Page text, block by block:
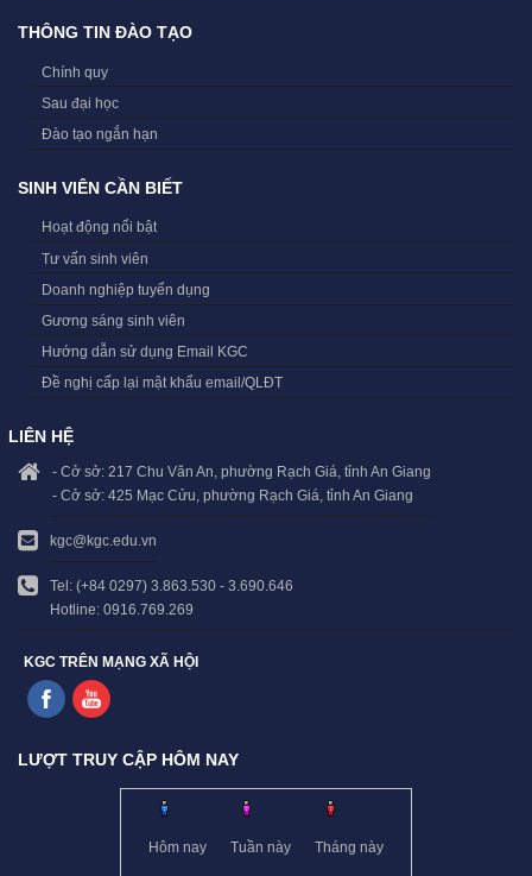
THÔNG TIN ĐÀO TẠO
Chính quy
Sau đại học
Đào tạo ngắn hạn
SINH VIÊN CẦN BIẾT
Hoạt động nổi bật
Tư vấn sinh viên
Doanh nghiệp tuyển dụng
Gương sáng sinh viên
Hướng dẫn sử dụng Email KGC
Đề nghị cấp lại mật khẩu email/QLĐT
LIÊN HỆ
- Cở sở: 217 Chu Văn An, phường Rạch Giá, tỉnh An Giang
- Cở sở: 425 Mạc Cửu, phường Rạch Giá, tỉnh An Giang
kgc@kgc.edu.vn
Tel: (+84 0297) 3.863.530 - 3.690.646
Hotline: 0916.769.269
KGC TRÊN MẠNG XÃ HỘI
LƯỢT TRUY CẬP HÔM NAY
Hôm nay Tuần này Tháng này